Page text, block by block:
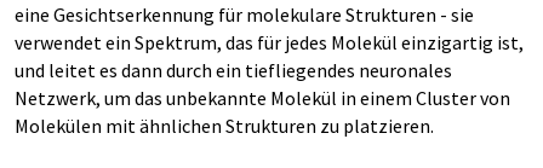
eine Gesichtserkennung für molekulare Strukturen - sie
verwendet ein Spektrum, das für jedes Molekül einzigartig ist,
und leitet es dann durch ein tiefliegendes neuronales
Netzwerk, um das unbekannte Molekül in einem Cluster von
Molekülen mit ähnlichen Strukturen zu platzieren.